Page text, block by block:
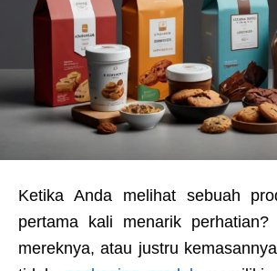
Ketika Anda melihat sebuah
pertama kali menarik perhatian?
mereknya, atau justru